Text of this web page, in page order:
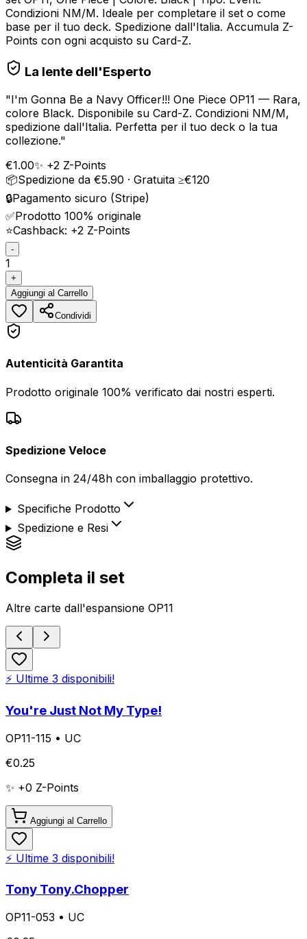
Condizioni NM/M. Ideale per completare il set o come
base per il tuo deck. Spedizione dall'Italia. Accumula Z-
Points con ogni acquisto su Card-Z.
La lente dell'Esperto
"I'm Gonna Be a Navy Officer!!! One Piece OP11 — Rara,
colore Black. Disponibile su Card-Z. Condizioni NM/M,
spedizione dall'Italia. Perfetta per il tuo deck o la tua
collezione."
€1.00✨ +2 Z-Points
📦Spedizione da €5.90 · Gratuita ≥€120
🔒Pagamento sicuro (Stripe)
✅Prodotto 100% originale
⭐Cashback: +2 Z-Points
-
1
+
Aggiungi al Carrello
Condividi
Autenticità Garantita
Prodotto originale 100% verificato dai nostri esperti.
Spedizione Veloce
Consegna in 24/48h con imballaggio protettivo.
Specifiche Prodotto
Spedizione e Resi
Completa il set
Altre carte dall'espansione OP11
⚡ Ultime 3 disponibili!
You're Just Not My Type!
OP11-115 • UC
€0.25
✨ +0 Z-Points
Aggiungi al Carrello
⚡ Ultime 3 disponibili!
Tony Tony.Chopper
OP11-053 • UC